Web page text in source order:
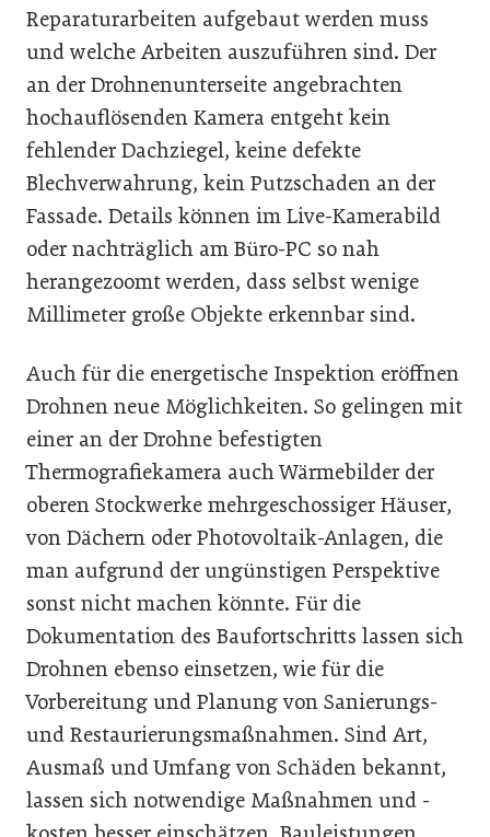
Reparaturarbeiten aufgebaut werden muss
und welche Arbeiten auszuführen sind. Der
an der Drohnenunterseite angebrachten
hochauflösenden Kamera entgeht kein
fehlender Dachziegel, keine defekte
Blechverwahrung, kein Putzschaden an der
Fassade. Details können im Live-Kamerabild
oder nachträglich am Büro-PC so nah
herangezoomt werden, dass selbst wenige
Millimeter große Objekte erkennbar sind.
Auch für die energetische Inspektion eröffnen
Drohnen neue Möglichkeiten. So gelingen mit
einer an der Drohne befestigten
Thermografiekamera auch Wärmebilder der
oberen Stockwerke mehrgeschossiger Häuser,
von Dächern oder Photovoltaik-Anlagen, die
man aufgrund der ungünstigen Perspektive
sonst nicht machen könnte. Für die
Dokumentation des Baufortschritts lassen sich
Drohnen ebenso einsetzen, wie für die
Vorbereitung und Planung von Sanierungs-
und Restaurierungsmaßnahmen. Sind Art,
Ausmaß und Umfang von Schäden bekannt,
lassen sich notwendige Maßnahmen und -